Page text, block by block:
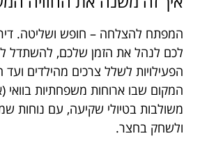
המפתח להצלחה – חופש ושליטה.
לכם לנהל את הזמן שלכם, להשתדל
הפעילויות לשלל צרכים מהילדים
המקום שבו ארוחות משפחתיות בוואי
משולבות בטיולי שקיעה, עם נוחות
ולשחק בחצר.